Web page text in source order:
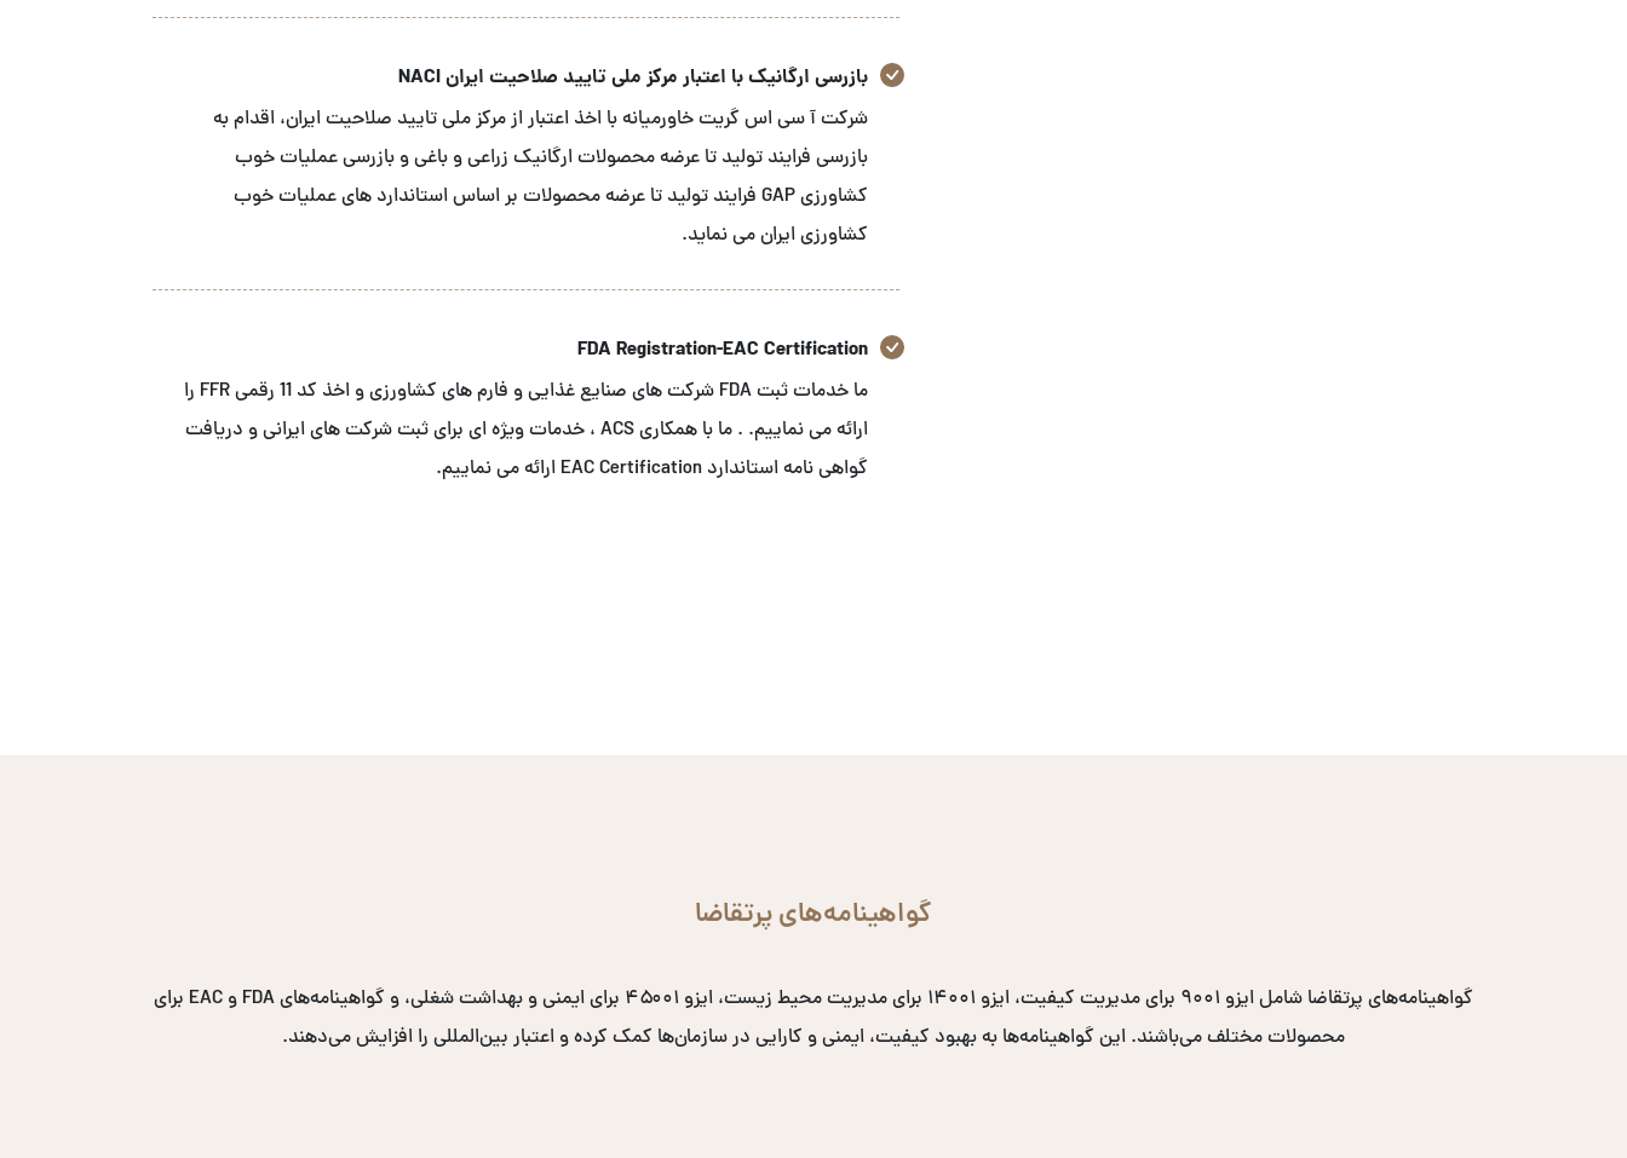
بازرسی ارگانیک با اعتبار مرکز ملی تایید صلاحیت ایران NACI
شرکت آ سی اس گریت خاورمیانه با اخذ اعتبار از مرکز ملی تایید صلاحیت ایران، اقدام به
بازرسی فرایند تولید تا عرضه محصولات ارگانیک زراعی و باغی و بازرسی عملیات خوب
کشاورزی GAP فرایند تولید تا عرضه محصولات بر اساس استاندارد های عملیات خوب
کشاورزی ایران می نماید.
FDA Registration-EAC Certification
ما خدمات ثبت FDA شرکت های صنایع غذایی و فارم های کشاورزی و اخذ کد 11 رقمی FFR را
ارائه می نماییم. . ما با همکاری ACS ، خدمات ویژه ای برای ثبت شرکت های ایرانی و دریافت
گواهی نامه استاندارد EAC Certification ارائه می نماییم.
گواهینامه‌های پرتقاضا
گواهینامه‌های پرتقاضا شامل ایزو ۹۰۰۱ برای مدیریت کیفیت، ایزو ۱۴۰۰۱ برای مدیریت محیط زیست، ایزو ۴۵۰۰۱ برای ایمنی و بهداشت شغلی، و گواهینامه‌های FDA و EAC برای
محصولات مختلف می‌باشند. این گواهینامه‌ها به بهبود کیفیت، ایمنی و کارایی در سازمان‌ها کمک کرده و اعتبار بین‌المللی را افزایش می‌دهند.